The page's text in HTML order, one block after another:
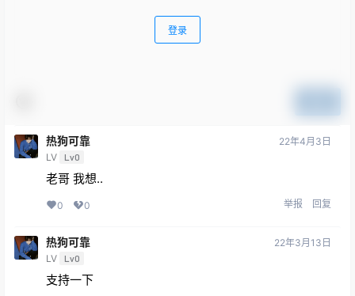
登录
热狗可靠
LV Lv0
22年4月3日
老哥 我想..
0 0 举报 回复
热狗可靠
LV Lv0
22年3月13日
支持一下